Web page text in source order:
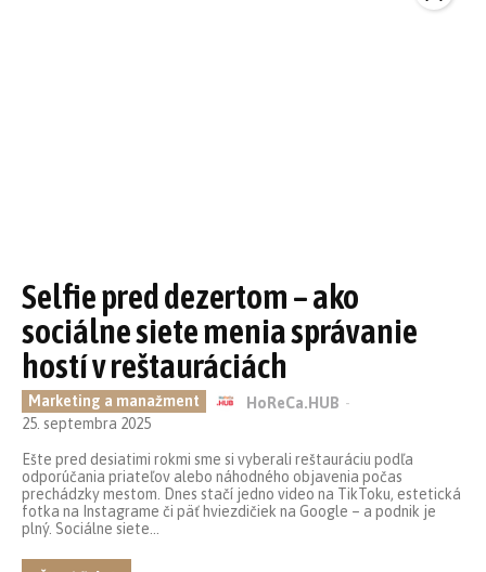
Selfie pred dezertom – ako
sociálne siete menia správanie
hostí v reštauráciách
Marketing a manažment HoReCa.HUB -
25. septembra 2025
Ešte pred desiatimi rokmi sme si vyberali reštauráciu podľa
odporúčania priateľov alebo náhodného objavenia počas
prechádzky mestom. Dnes stačí jedno video na TikToku, estetická
fotka na Instagrame či päť hviezdičiek na Google – a podnik je
plný. Sociálne siete...